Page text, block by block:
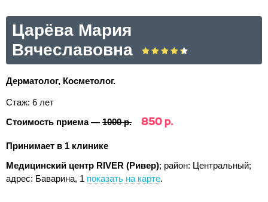
Царёва Мария
Вячеславовна
Дерматолог, Косметолог.
Стаж: 6 лет
Стоимость приема — 1000 р. 850 р.
Принимает в 1 клинике
Медицинский центр RIVER (Ривер); район: Центральный;
адрес: Баварина, 1 показать на карте.